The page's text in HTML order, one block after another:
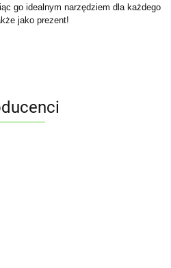
go idealnym narzędziem dla każdego
jako prezent!